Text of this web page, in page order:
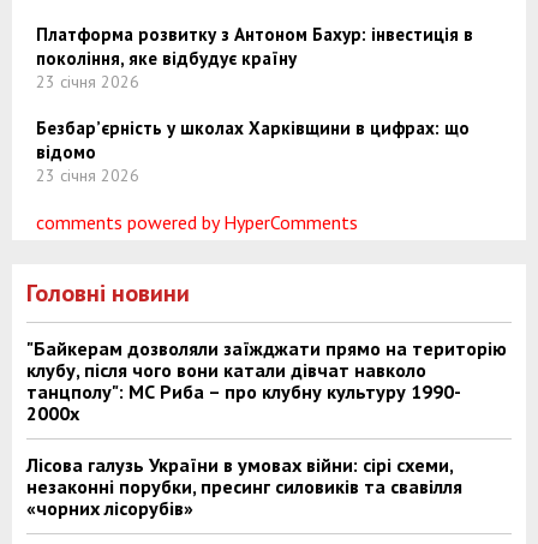
Платформа розвитку з Антоном Бахур: інвестиція в
покоління, яке відбудує країну
23 січня 2026
Безбар’єрність у школах Харківщини в цифрах: що
відомо
23 січня 2026
comments powered by HyperComments
Головні новини
"Байкерам дозволяли заїжджати прямо на територію
клубу, після чого вони катали дівчат навколо
танцполу": МС Риба – про клубну культуру 1990-
2000х
Лісова галузь України в умовах війни: сірі схеми,
незаконні порубки, пресинг силовиків та свавілля
«чорних лісорубів»